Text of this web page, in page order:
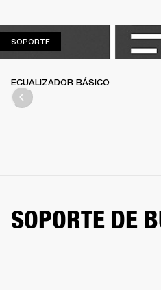
SOPORTESOPORTE
ECUALIZADOR BÁSICO
SOPORTE DE